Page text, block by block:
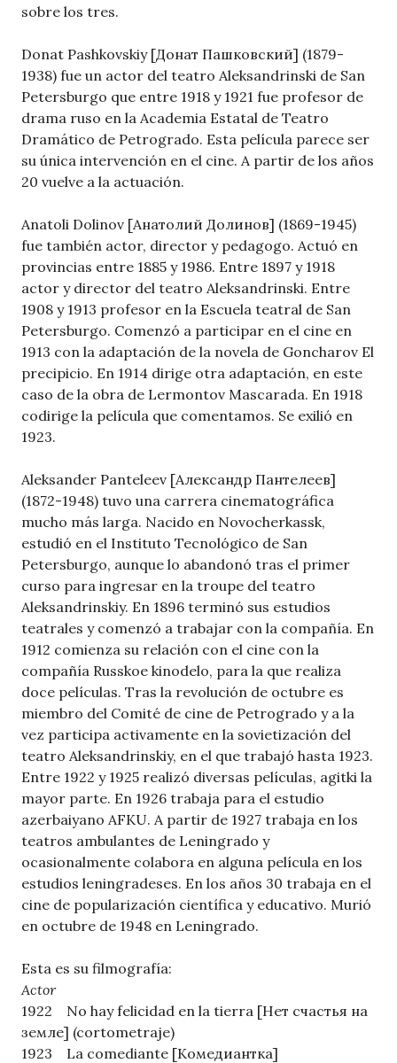
sobre los tres.
Donat Pashkovskiy [Донат Пашковский] (1879-
1938) fue un actor del teatro Aleksandrinski de San
Petersburgo que entre 1918 y 1921 fue profesor de
drama ruso en la Academia Estatal de Teatro
Dramático de Petrogrado. Esta película parece ser
su única intervención en el cine. A partir de los años
20 vuelve a la actuación.
Anatoli Dolinov [Анатолий Долинов] (1869-1945)
fue también actor, director y pedagogo. Actuó en
provincias entre 1885 y 1986. Entre 1897 y 1918
actor y director del teatro Aleksandrinski. Entre
1908 y 1913 profesor en la Escuela teatral de San
Petersburgo. Comenzó a participar en el cine en
1913 con la adaptación de la novela de Goncharov El
precipicio. En 1914 dirige otra adaptación, en este
caso de la obra de Lermontov Mascarada. En 1918
codirige la película que comentamos. Se exilió en
1923.
Aleksander Panteleev [Александр Пантелеев]
(1872-1948) tuvo una carrera cinematográfica
mucho más larga. Nacido en Novocherkassk,
estudió en el Instituto Tecnológico de San
Petersburgo, aunque lo abandonó tras el primer
curso para ingresar en la troupe del teatro
Aleksandrinskiy. En 1896 terminó sus estudios
teatrales y comenzó a trabajar con la compañía. En
1912 comienza su relación con el cine con la
compañía Russkoe kinodelo, para la que realiza
doce películas. Tras la revolución de octubre es
miembro del Comité de cine de Petrogrado y a la
vez participa activamente en la sovietización del
teatro Aleksandrinskiy, en el que trabajó hasta 1923.
Entre 1922 y 1925 realizó diversas películas, agitki la
mayor parte. En 1926 trabaja para el estudio
azerbaiyano AFKU. A partir de 1927 trabaja en los
teatros ambulantes de Leningrado y
ocasionalmente colabora en alguna película en los
estudios leningradeses. En los años 30 trabaja en el
cine de popularización científica y educativo. Murió
en octubre de 1948 en Leningrado.
Esta es su filmografía:
Actor
1922 No hay felicidad en la tierra [Нет счастья на
земле] (cortometraje)
1923 La comediante [Комедиантка]